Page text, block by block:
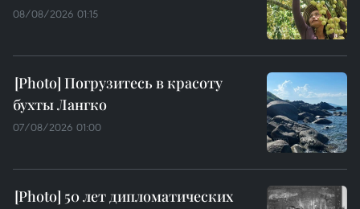
08/08/2026 01:15
Погрузитесь в красоту
бухты Лангко
07/08/2026 01:00
50 лет дипломатических